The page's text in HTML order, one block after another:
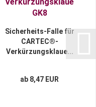
Sicherheits-Falle für
CARTEC®-
Verkürzungsklaue...
ab 8,47 EUR